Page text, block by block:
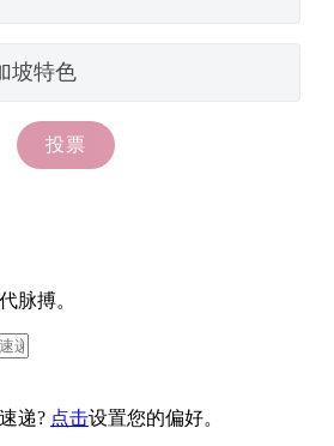
脉搏。
递? 点击设置您的偏好。